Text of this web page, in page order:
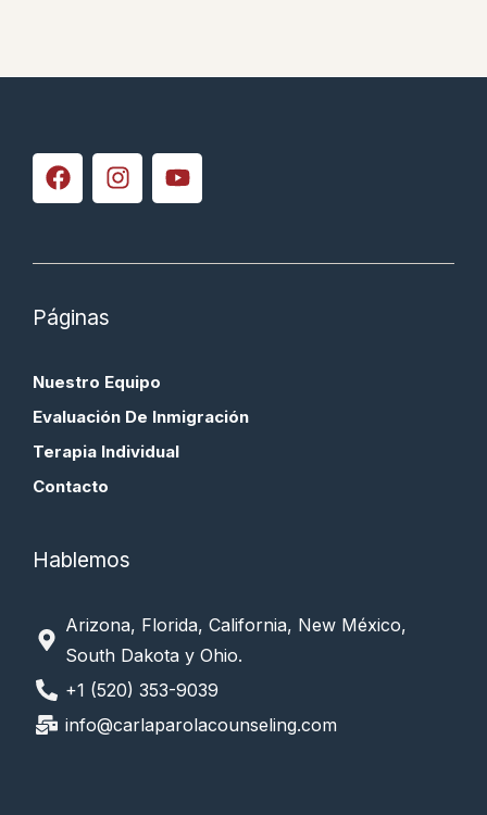
Páginas
Nuestro Equipo
Evaluación De Inmigración
Terapia Individual
Contacto
Hablemos
Arizona, Florida, California, New México,
South Dakota y Ohio.
+1 (520) 353-9039
info@carlaparolacounseling.com